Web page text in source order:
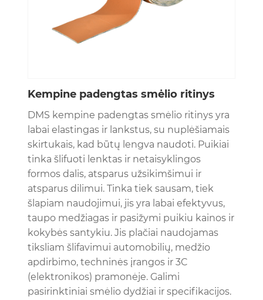
Kempine padengtas smėlio ritinys
DMS kempine padengtas smėlio ritinys yra
labai elastingas ir lankstus, su nuplėšiamais
skirtukais, kad būtų lengva naudoti. Puikiai
tinka šlifuoti lenktas ir netaisyklingos
formos dalis, atsparus užsikimšimui ir
atsparus dilimui. Tinka tiek sausam, tiek
šlapiam naudojimui, jis yra labai efektyvus,
taupo medžiagas ir pasižymi puikiu kainos ir
kokybės santykiu. Jis plačiai naudojamas
tiksliam šlifavimui automobilių, medžio
apdirbimo, techninės įrangos ir 3C
(elektronikos) pramonėje. Galimi
pasirinktiniai smėlio dydžiai ir specifikacijos.